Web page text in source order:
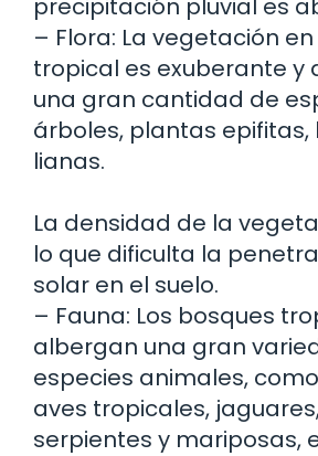
– Flora: La vegetación
tropical es exuberante y
una gran cantidad de
árboles, plantas epifitas,
lianas.
La densidad de la
lo que dificulta la
solar en el suelo.
– Fauna: Los bosques
albergan una gran
especies animales,
aves tropicales,
serpientes y mariposas,